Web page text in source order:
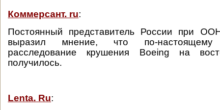
Коммерсант. ru:
Постоянный представитель России при
выразил мнение, что по-настоящему
расследование крушения Boeing на
получилось.
Lenta. Ru: